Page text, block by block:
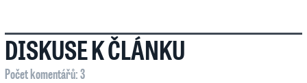
DISKUSE K ČLÁNKU
Počet komentářů: 3